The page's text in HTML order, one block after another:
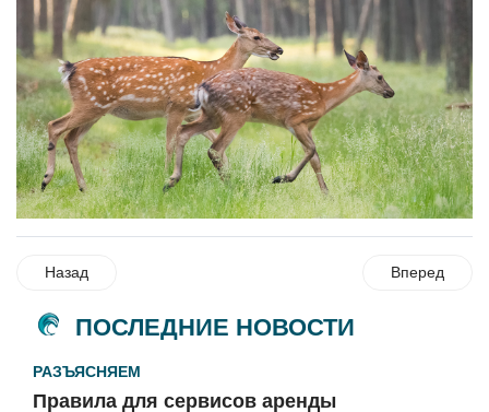
Назад Вперед
ПОСЛЕДНИЕ НОВОСТИ
РАЗЪЯСНЯЕМ
Правила для сервисов аренды